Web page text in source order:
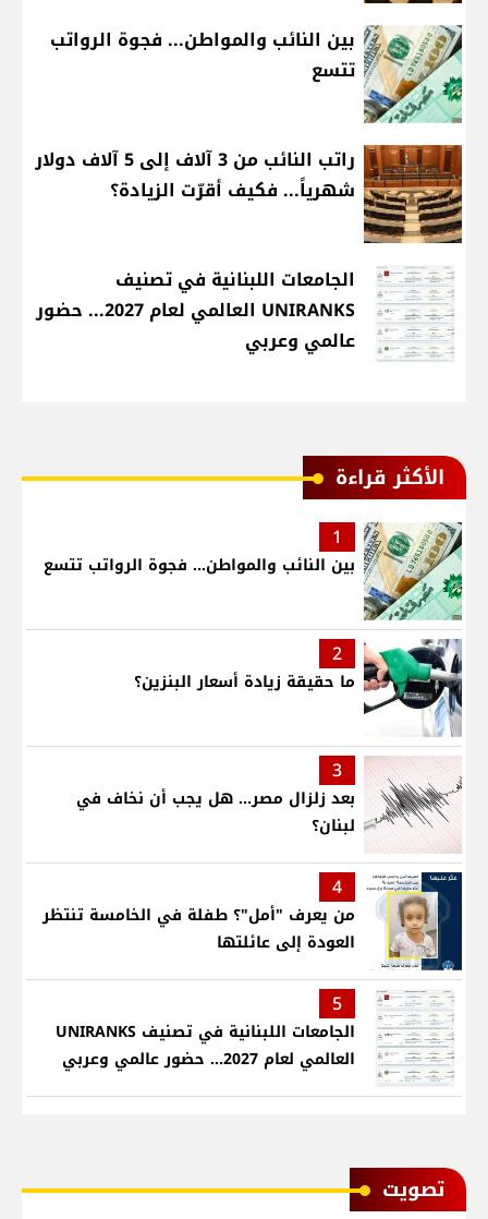
بين النائب والمواطن... فجوة الرواتب
تتسع
راتب النائب من 3 آلاف إلى 5 آلاف دولار
شهرياً... فكيف أقرّت الزيادة؟
الجامعات اللبنانية في تصنيف
UNIRANKS العالمي لعام 2027... حضور
عالمي وعربي
الأكثر قراءة
1
بين النائب والمواطن... فجوة الرواتب تتسع
2
ما حقيقة زيادة أسعار البنزين؟
3
بعد زلزال مصر... هل يجب أن نخاف في
لبنان؟
4
من يعرف "أمل"؟ طفلة في الخامسة تنتظر
العودة إلى عائلتها
5
الجامعات اللبنانية في تصنيف UNIRANKS
العالمي لعام 2027... حضور عالمي وعربي
ﺗﺼﻮﻳﺖ